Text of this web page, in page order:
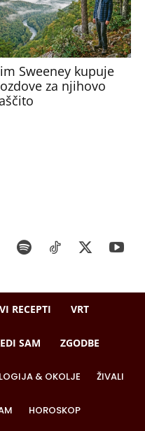
Sweeney kupuje
za njihovo
RECEPTI VRT
SAM ZGODBE
& OKOLJE ŽIVALI
HOROSKOP